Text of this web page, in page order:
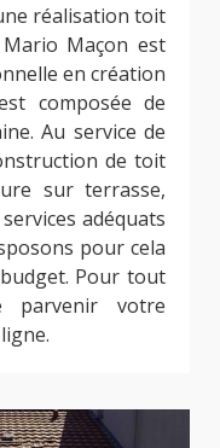
réalisation toit
Maçon est
en création
composée de
Au service de
de toit
sur terrasse,
adéquats
pour cela
Pour tout
parvenir votre